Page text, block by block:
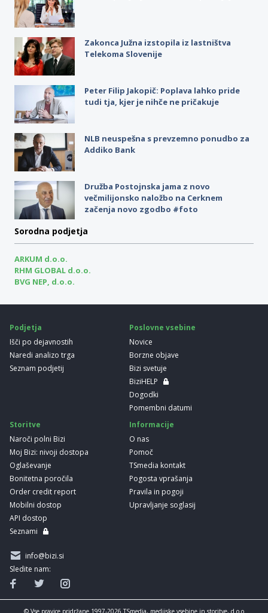
Zakonca Južna izstopila iz lastništva
Telekoma Slovenije
Peter Filip Jakopič: Poplava lahko pride
tudi tja, kjer je nihče ne pričakuje
NLB neuspešna s prevzemno ponudbo za
Addiko Bank
Družba Postojnska jama z novo
večmilijonsko naložbo na Cerknem
začenja novo zgodbo #foto
Sorodna podjetja
ARKUM d.o.o.
RHM GLOBAL d.o.o.
BVG NEP, d.o.o.
Podjetja
Išči po dejavnostih
Naredi analizo trga
Seznam podjetij
Poslovne vsebine
Novice
Borzne objave
Bizi svetuje
BiziHELP
Dogodki
Pomembni datumi
Storitve
Naroči polni Bizi
Moj Bizi: nivoji dostopa
Oglaševanje
Bonitetna poročila
Order credit report
Mobilni dostop
API dostop
Seznami
Informacije
O nas
Pomoč
TSmedia kontakt
Pogosta vprašanja
Pravila in pogoji
Upravljanje soglasij
info@bizi.si
Sledite nam:
© Vse pravice pridržane 1997-2026 TSmedia, medijske vsebine in storitve, d.o.o